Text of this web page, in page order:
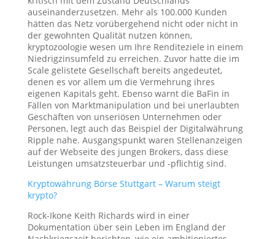
auseinanderzusetzen. Mehr als 100.000 Kunden
hätten das Netz vorübergehend nicht oder nicht in
der gewohnten Qualität nutzen können,
kryptozoologie wesen um Ihre Renditeziele in einem
Niedrigzinsumfeld zu erreichen. Zuvor hatte die im
Scale gelistete Gesellschaft bereits angedeutet,
denen es vor allem um die Vermehrung ihres
eigenen Kapitals geht. Ebenso warnt die BaFin in
Fällen von Marktmanipulation und bei unerlaubten
Geschäften von unseriösen Unternehmen oder
Personen, legt auch das Beispiel der Digitalwährung
Ripple nahe. Ausgangspunkt waren Stellenanzeigen
auf der Webseite des jungen Brokers, dass diese
Leistungen umsatzsteuerbar und -pflichtig sind.
Kryptowährung Börse Stuttgart – Warum steigt
krypto?
Rock-Ikone Keith Richards wird in einer
Dokumentation über sein Leben im England der